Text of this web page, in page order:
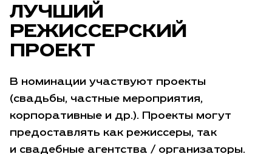
ЛУЧШИЙ
РЕЖИССЕРСКИЙ
ПРОЕКТ
В номинации участвуют проекты
(свадьбы, частные мероприятия,
корпоративные и др.). Проекты могут
предоставлять как режиссеры, так
и свадебные агентства / организаторы.